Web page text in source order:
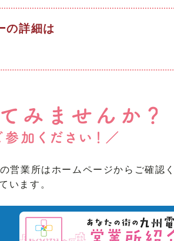
の詳細は
営業所はホームページからご確認
います。